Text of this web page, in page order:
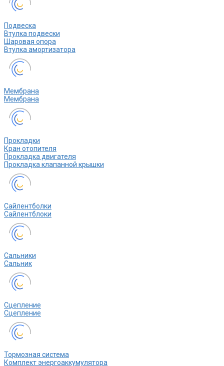
Подвеска
Втулка подвески
Шаровая опора
Втулка амортизатора
Мембрана
Мембрана
Прокладки
Кран отопителя
Прокладка двигателя
Прокладка клапанной крышки
Сайлентболки
Сайлентблоки
Сальники
Сальник
Сцепление
Сцепление
Тормозная система
Комплект энергоаккумулятора